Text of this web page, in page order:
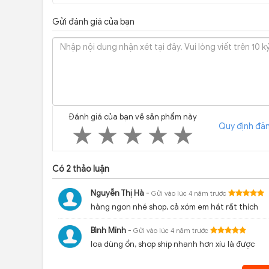
lời.
Loa Bass: 2 super bass 5 inch
Thời gian dùng Pin: 5-7 tiếng (tùy âm lượng)
Kết nối: Bluetooth 5.0, USB
Nguồn vào: 220V – 60/50Hz
Kích thước: 460 x 265 x 290 mm
Gửi đánh giá của bạn
Đánh giá của bạn về sản phẩm này
Quy định
Có 2 thảo luận
Nguyễn Thị Hà - Gửi vào lúc 4 năm trước
hàng ngon nhé shop, cả xóm em hát rất thích
Bình Minh - Gửi vào lúc 4 năm trước
loa dùng ổn, shop ship nhanh hơn xíu là được